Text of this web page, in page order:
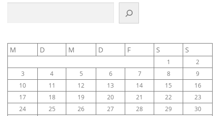
M D M D F S S
1
2
3
4 5 6 7 8
9
10
11 12 13 14 15
16
17
18 19 20 21 22
23
24
25 26 27 28 29
30